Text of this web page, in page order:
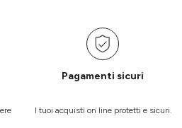
Pagamenti sicuri
I tuoi acquisti on line protetti e sicuri.